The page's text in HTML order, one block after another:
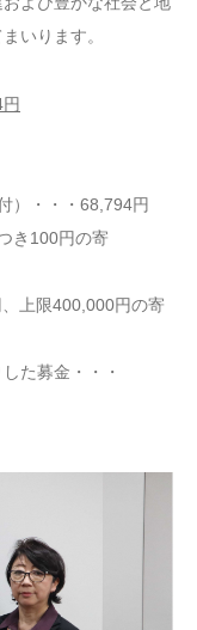
いります。
）・・・68,794円
き100円の寄
上限400,000円の寄
た募金・・・